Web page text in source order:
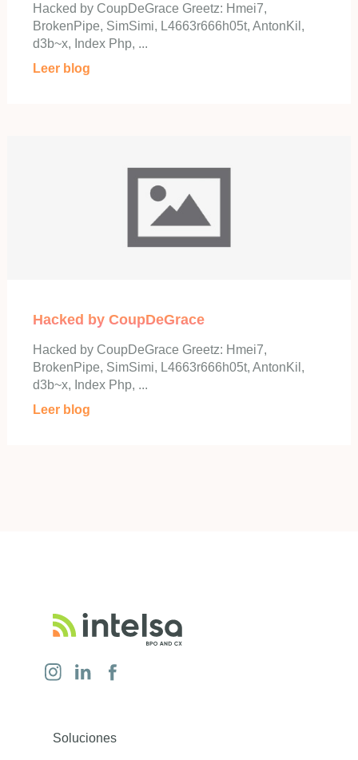
Hacked by CoupDeGrace Greetz: Hmei7,
BrokenPipe, SimSimi, L4663r666h05t, AntonKil,
d3b~x, Index Php, ...
Leer blog
Hacked by CoupDeGrace
Hacked by CoupDeGrace Greetz: Hmei7,
BrokenPipe, SimSimi, L4663r666h05t, AntonKil,
d3b~x, Index Php, ...
Leer blog
Soluciones